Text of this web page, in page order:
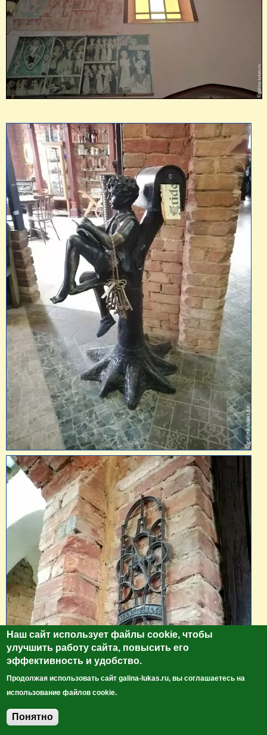
Наш сайт использует файлы cookie, чтобы
улучшить работу сайта, повысить его
эффективность и удобство.
Продолжая использовать сайт galina-lukas.ru, вы соглашаетесь на
использование файлов cookie.
Понятно